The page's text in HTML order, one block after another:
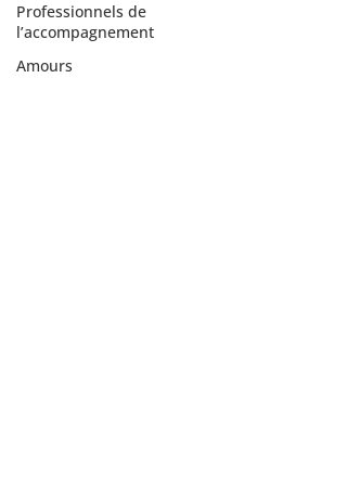
Professionnels de
l’accompagnement
Amours